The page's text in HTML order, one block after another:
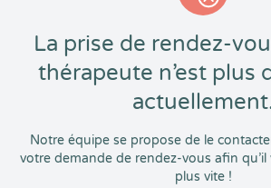
La prise de rendez-
thérapeute n’est plus
Notre équipe se propose de le
votre demande de rendez-vous afin
plus vite !